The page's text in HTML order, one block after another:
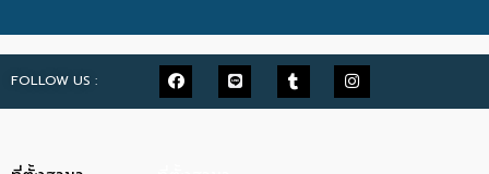
FOLLOW US :